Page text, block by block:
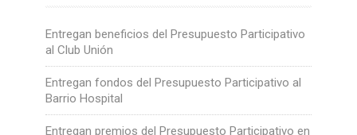
Entregan beneficios del Presupuesto Participativo
al Club Unión
Entregan fondos del Presupuesto Participativo al
Barrio Hospital
Entregan premios del Presupuesto Participativo en